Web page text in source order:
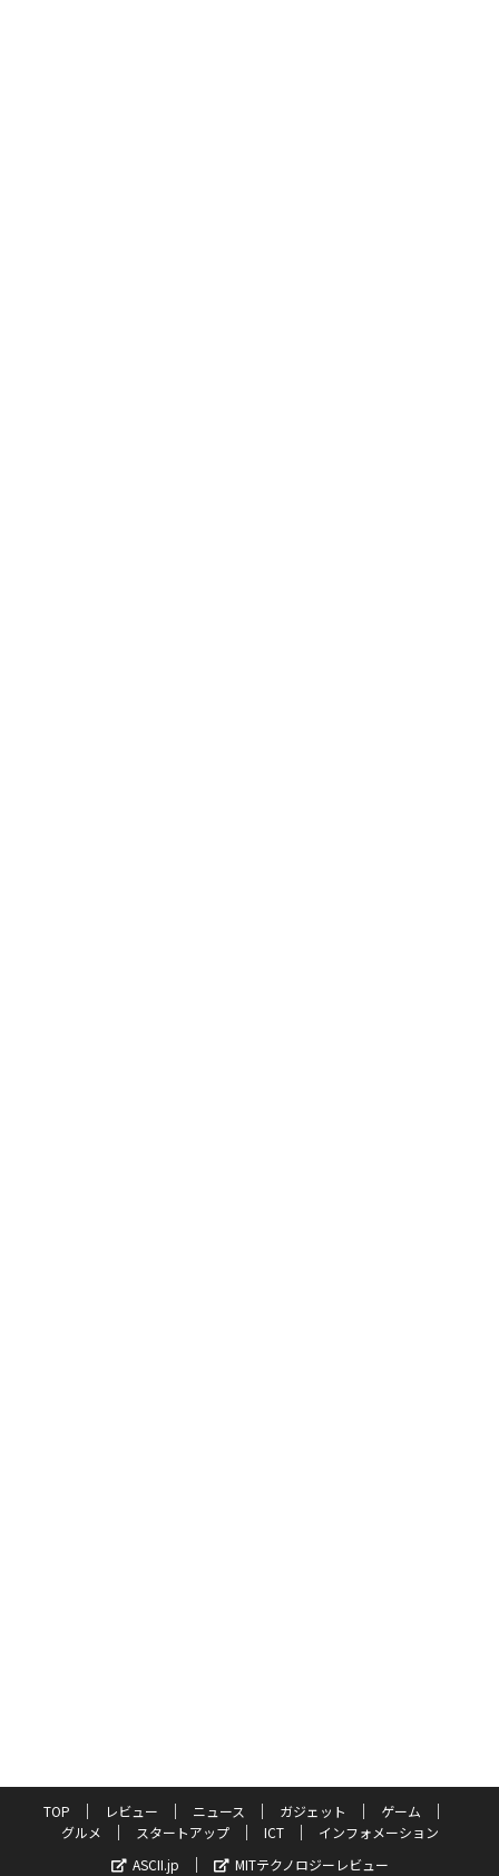
TOP レビュー ニュース ガジェット
ゲーム
グルメ
スタートアップ ICT
インフォメーション
ASCII.jp
MITテクノロジーレビュー